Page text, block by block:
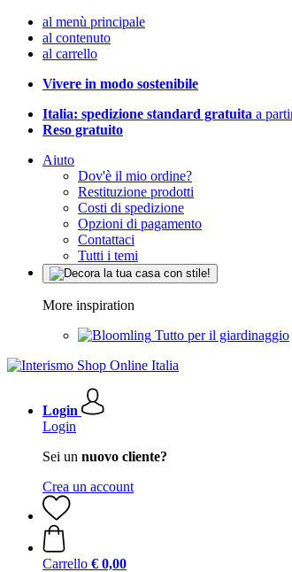
al menù principale
al contenuto
al carrello
Vivere in modo sostenibile
Italia: spedizione standard gratuita a
Reso gratuito
Aiuto
Dov'è il mio ordine?
Restituzione prodotti
Costi di spedizione
Opzioni di pagamento
Contattaci
Tutti i temi
More inspiration
Tutto per il giardinaggio
Login
Login
Sei un nuovo cliente?
Crea un account
Carrello € 0,00